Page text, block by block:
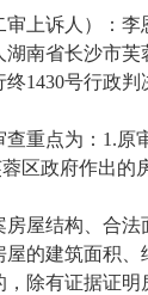
诉人）：李
南省长沙市
1430号行政
点为：1.原
区政府作出的
结构、合法
的建筑面积
除有证据证